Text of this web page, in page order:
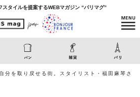
スタイルを提案するWEBマガジン “パリマグ”
分を取り戻せる街。スタイリスト・福田麻琴さ